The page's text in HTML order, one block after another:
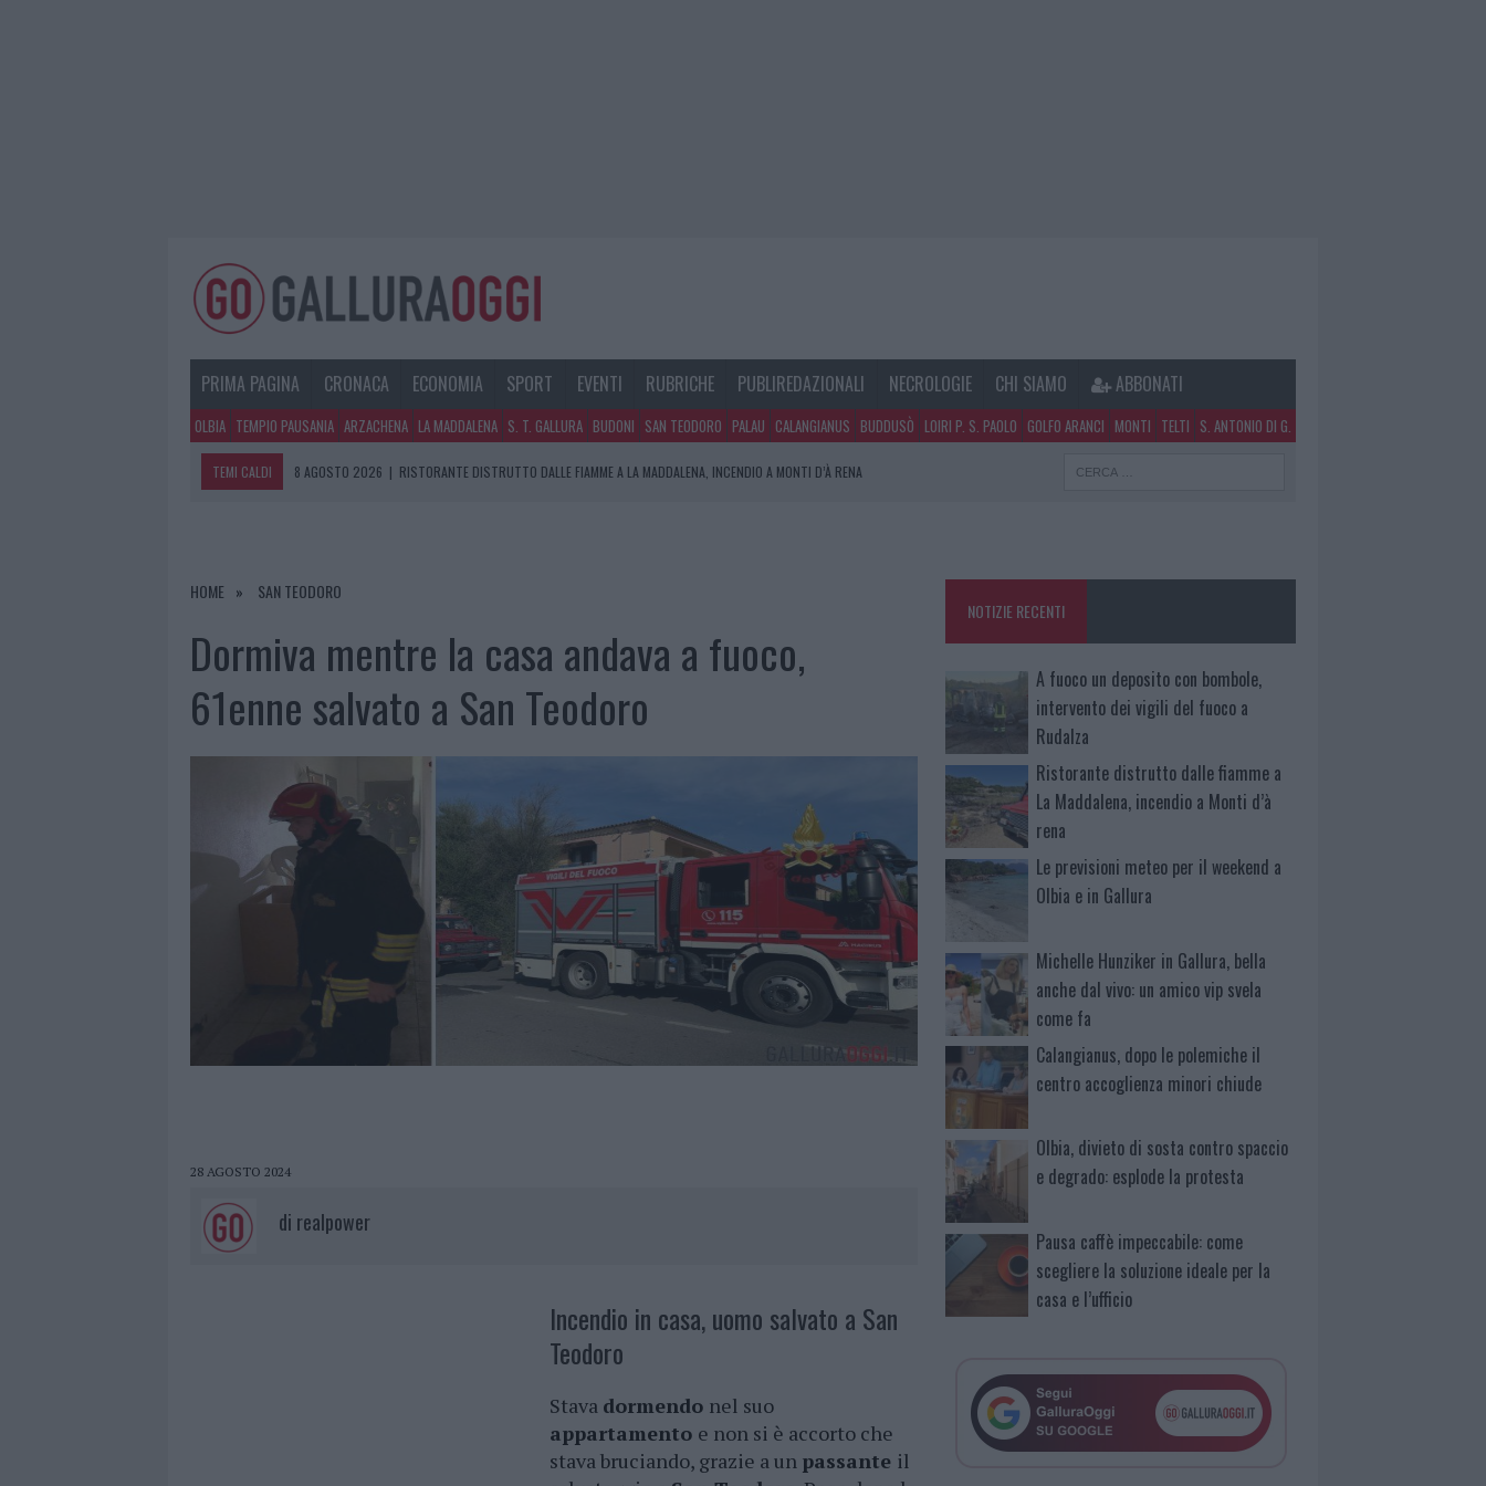
PRIMA PAGINA CRONACA ECONOMIA SPORT EVENTI RUBRICHE PUBLIREDAZIONALI NECROLOGIE CHI SIAMO ABBONATI
OLBIA TEMPIO PAUSANIA ARZACHENA LA MADDALENA S. T. GALLURA BUDONI SAN TEODORO PALAU CALANGIANUS BUDDUSÒ LOIRI P. S. PAOLO GOLFO ARANCI MONTI TELTI S. ANTONIO DI G.
TEMI CALDI 8 AGOSTO 2026 | RISTORANTE DISTRUTTO DALLE FIAMME A LA MADDALENA, INCENDIO A MONTI D’À RENA
7 AGOSTO 2026 | CALANGIANUS, DOPO LE POLEMICHE IL CENTRO ACCOGLIENZA MINORI CHIUDE
HOME SAN TEODORO
Dormiva mentre la casa andava a fuoco,
61enne salvato a San Teodoro
28 AGOSTO 2024
di realpower
Incendio in casa, uomo salvato a San
Teodoro
Stava dormendo nel suo
appartamento e non si è accorto che
stava bruciando, grazie a un passante il
NOTIZIE RECENTI
A fuoco un deposito con bombole,
intervento dei vigili del fuoco a
Rudalza
Ristorante distrutto dalle fiamme a
La Maddalena, incendio a Monti d’à
rena
Le previsioni meteo per il weekend a
Olbia e in Gallura
Michelle Hunziker in Gallura, bella
anche dal vivo: un amico vip svela
come fa
Calangianus, dopo le polemiche il
centro accoglienza minori chiude
Olbia, divieto di sosta contro spaccio
e degrado: esplode la protesta
Pausa caffè impeccabile: come
scegliere la soluzione ideale per la
casa e l’ufficio